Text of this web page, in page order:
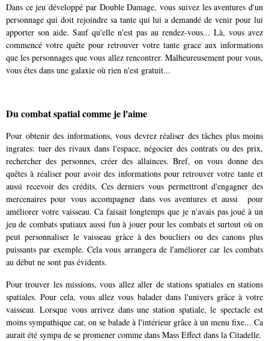
Dans ce jeu développé par Double Damage, vous suivez les aventures d'un
personnage qui doit rejoindre sa tante qui lui a demandé de venir pour lui
apporter son aide. Sauf qu'elle n'est pas au rendez-vous... Là, vous avez
commencé votre quête pour retrouver votre tante grace aux informations
que les personnages que vous allez rencontrer. Malheureusement pour vous,
vous êtes dans une galaxie où rien n'est gratuit...
Du combat spatial comme je l'aime
Pour obtenir des informations, vous devrez réaliser des tâches plus moins
ingrates: tuer des rivaux dans l'espace, négocier des contrats ou des prix,
rechercher des personnes, créer des allainces. Bref, on vous donne des
quêtes à réaliser pour avoir des informations pour retrouver votre tante et
aussi recevoir des crédits. Ces derniers vous permettront d'engagner des
mercenaires pour vous accompagner dans vos aventures et aussi pour
améliorer votre vaisseau. Ca faisait longtemps que je n'avais pas joué à un
jeu de combats spatiaux aussi fun à jouer pour les combats et surtout où on
peut personnaliser le vaisseau grâce à des boucliers ou des canons plus
puissants par exemple. Cela vous arrangera de l'améliorer car les combats
au début ne sont pas évidents.
Pour trouver les missions, vous allez aller de stations spatiales en stations
spatiales. Pour cela, vous allez vous balader dans l'univers grâce à votre
vaisseau. Lorsque vous arrivez dans une station spatiale, le spectacle est
moins sympathique car, on se balade à l'intérieur grâce à un menu fixe... Ca
aurait été sympa de se promener comme dans Mass Effect dans la Citadelle.